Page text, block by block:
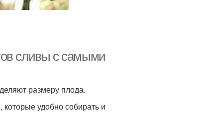
сливы с самыми
размеру плода.
удобно собирать и